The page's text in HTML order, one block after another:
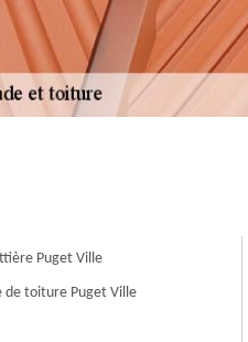
Puget Ville
de toiture Puget Ville